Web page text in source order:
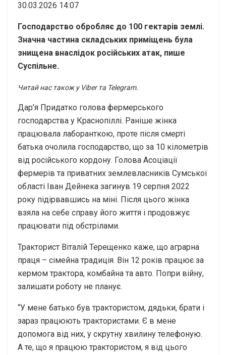
30.03.2026 14:07
Господарство обробляє до 100 гектарів землі.
Значна частина складських приміщень була
знищена внаслідок російських атак, пише
Суспільне.
Читай нас також у Viber та Telegram.
Дар’я Придатко голова фермерського
господарства у Краснопіллі. Раніше жінка
працювала лаборанткою, проте після смерті
батька очолила господарство, що за 10 кілометрів
від російського кордону. Голова Асоціації
фермерів та приватних землевласників Сумської
області Іван Дейнека загинув 19 серпня 2022
року підірвавшись на міні. Після цього жінка
взяла на себе справу його життя і продовжує
працювати під обстрілами.
Тракторист Віталій Терещенко каже, що аграрна
праця – сімейна традиція. Він 12 років працює за
кермом трактора, комбайна та авто. Попри війну,
залишати роботу не планує.
“У мене батько був трактористом, дядьки, брати і
зараз працюють трактористами. Є в мене
допомога від них, у скрутну хвилину телефоную.
А те, що я працюю трактористом, я від цього